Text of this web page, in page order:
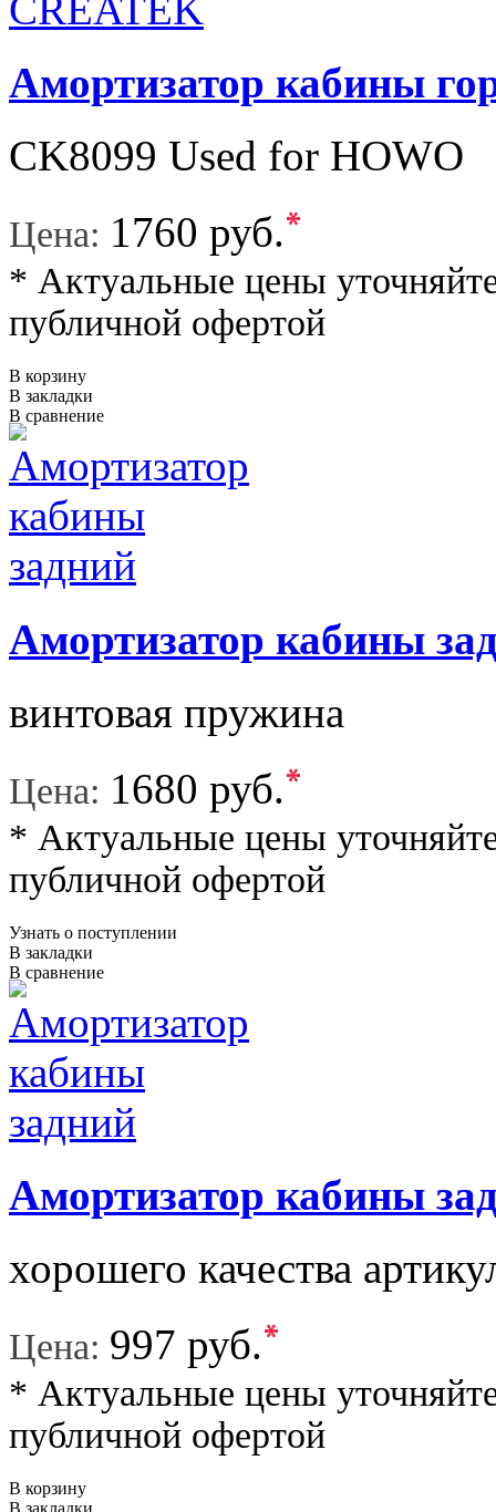
Амортизатор кабины
CK8099 Used for HOWO
Цена: 1760 руб.*
* Актуальные цены
публичной офертой
В корзину
В закладки
В сравнение
Амортизатор кабины
винтовая пружина
Цена: 1680 руб.*
* Актуальные цены
публичной офертой
Узнать о поступлении
В закладки
В сравнение
Амортизатор кабины
хорошего качества
Цена: 997 руб.*
* Актуальные цены
публичной офертой
В корзину